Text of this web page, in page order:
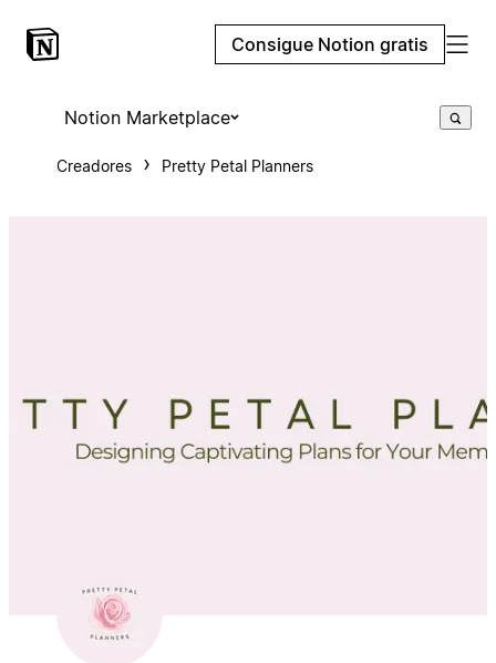
Consigue Notion gratis
Notion Marketplace
Creadores Pretty Petal Planners